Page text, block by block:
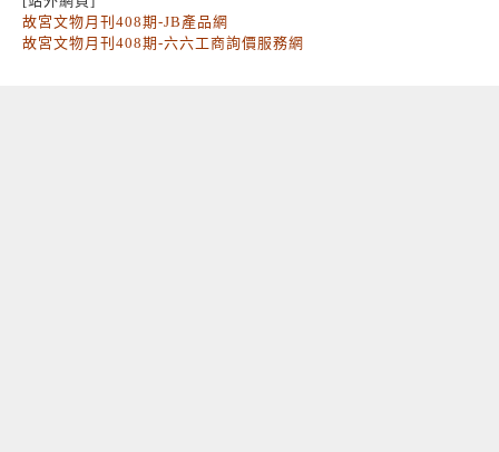
故宮文物月刊408期-JB產品網
故宮文物月刊408期-六六工商詢價服務網